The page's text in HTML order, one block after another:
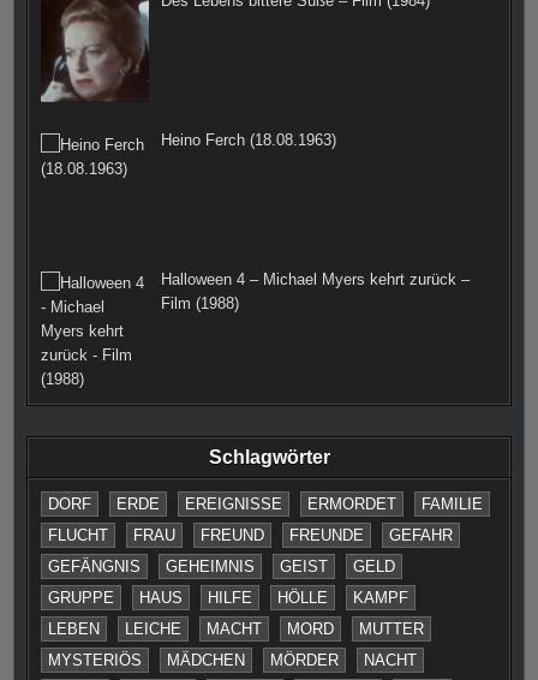
Heino Ferch (18.08.1963)
Halloween 4 – Michael Myers kehrt zurück –
Film (1988)
Schlagwörter
DORF ERDE EREIGNISSE ERMORDET
FAMILIE
FLUCHT
FRAU FREUND FREUNDE
GEFAHR
GEFÄNGNIS
GEHEIMNIS GEIST
GELD
GRUPPE
HAUS HILFE HÖLLE
KAMPF
LEBEN
LEICHE MACHT MORD
MUTTER
MYSTERIÖS
MÄDCHEN MÖRDER
NACHT